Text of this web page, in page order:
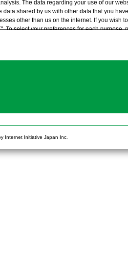
The data regarding your use of our
data shared by us with other data that you
other than us on the internet. If you wish
To select your preferences for each purpose,
Internet Initiative Japan Inc.